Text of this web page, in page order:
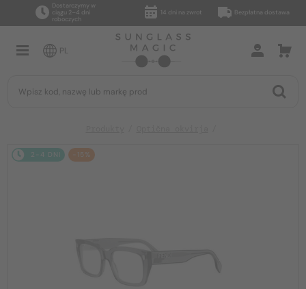
Dostarczymy w
ciągu 2–4 dni
roboczych
14 dni na zwrot Bezpłatna dostawa
PL
2-4 DNI -15%